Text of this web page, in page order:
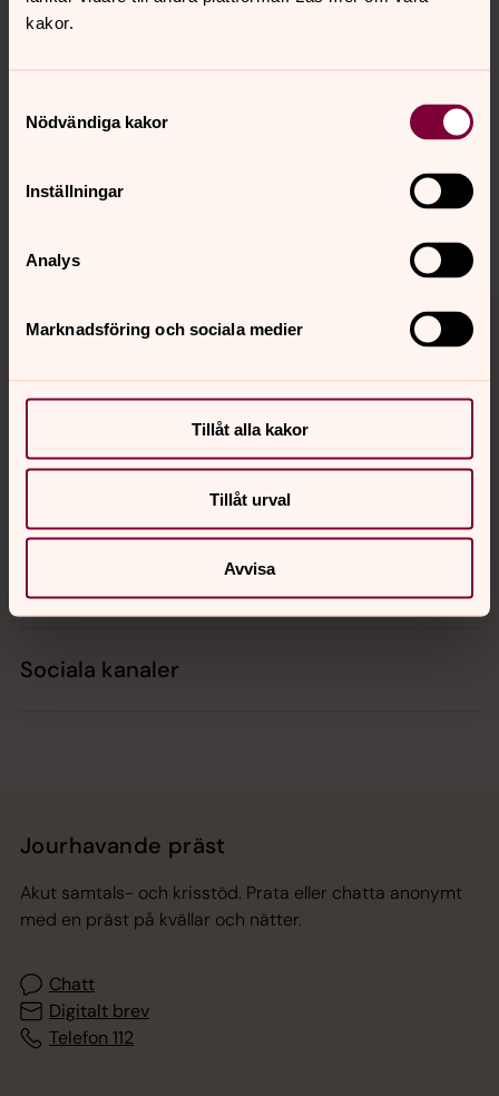
kakor.
Nödvändiga kakor
Inställningar
Analys
Marknadsföring och sociala medier
Tillåt alla kakor
Tillåt urval
Avvisa
Synpunkter eller frågor på sidans
lundspastorat@svenskakyrkan.se
Sociala kanaler
Jourhavande präst
Akut samtals- och krisstöd. Prata eller chatta anonymt
med en präst på kvällar och nätter.
Chatt
Digitalt brev
Telefon 112